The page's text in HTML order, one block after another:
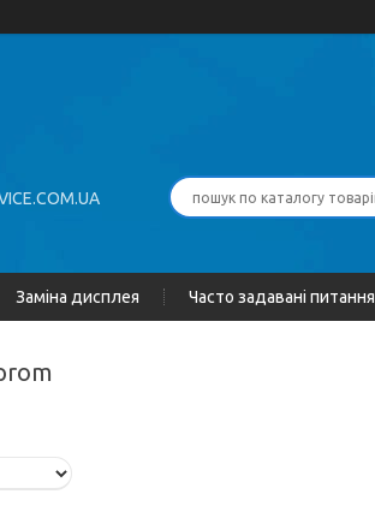
Заміна дисплея Часто задавані питання